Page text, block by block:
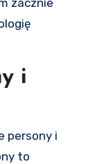
zacznie
i
persony i
to